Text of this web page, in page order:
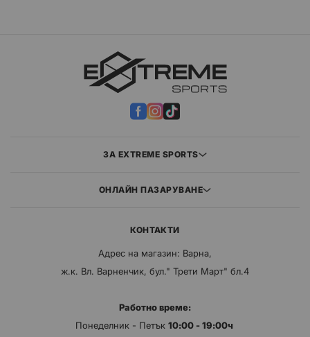
ЗА EXTREME SPORTS
ОНЛАЙН ПАЗАРУВАНЕ
КОНТАКТИ
Адрес на магазин: Варна,
ж.к. Вл. Варненчик, бул." Трети Март" бл.4
Работно време:
Понеделник - Петък 10:00 - 19:00ч